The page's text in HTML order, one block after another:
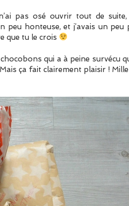
pas osé ouvrir tout de
peu honteuse, et j’avais un peu
que tu le crois
qui a à peine survécu
ça fait clairement plaisir ! Mille